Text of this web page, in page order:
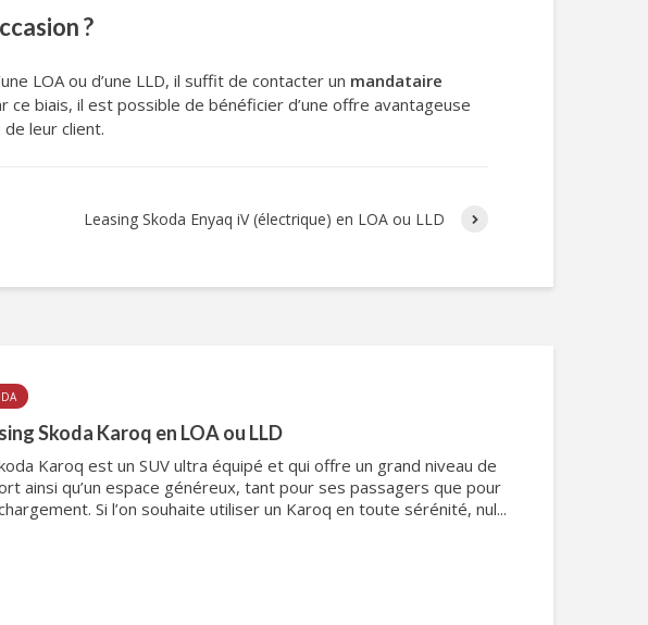
?
LOA ou d’une LLD, il suffit de contacter un mandataire
ce biais, il est possible de bénéficier d’une offre avantageuse
leur client.
Leasing Skoda Enyaq iV (électrique) en LOA ou LLD
Skoda Karoq en LOA ou LLD
Karoq est un SUV ultra équipé et qui offre un grand niveau de
ainsi qu’un espace généreux, tant pour ses passagers que pour
Si l’on souhaite utiliser un Karoq en toute sérénité, nul...